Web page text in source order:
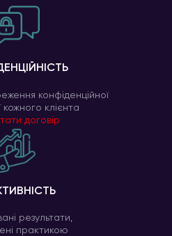
конфіденційної
кожного клієнта
договір
результати,
практикою